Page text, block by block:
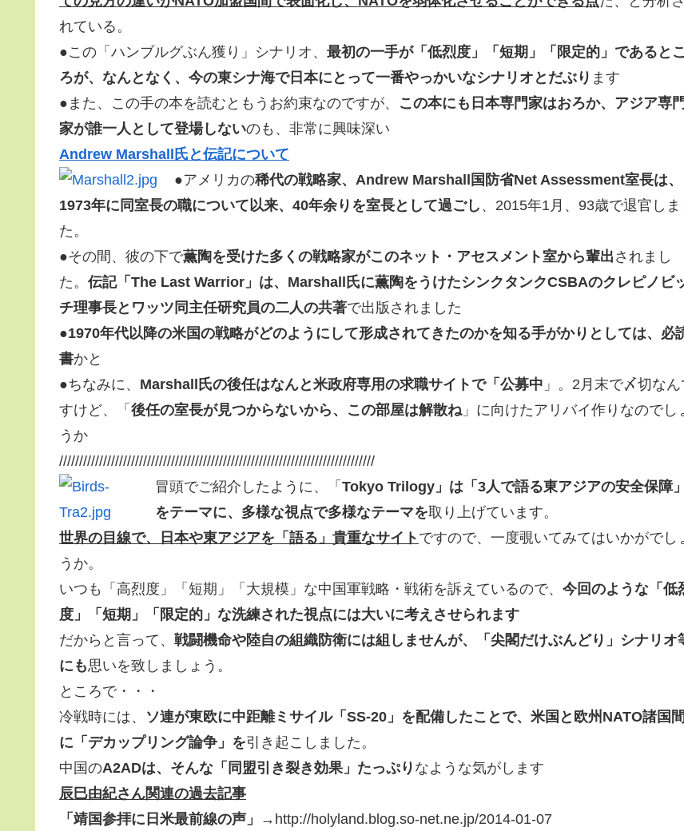
れている。
●この「ハンブルグぶん獲り」シナリオ、 最初の一手が「低烈度」「短期」「限定的」であるとこ
ろが、なんとなく、今の東シナ海で日本にとって一番やっかいなシナリオとだぶり ます
●また、この手の本を読むともうお約束なのですが、 この本にも日本専門家はおろか、アジア専門
家が誰一人として登場しないのも、非常に興味深い
Andrew Marshall氏と伝記について
●アメリカの稀代の戦略家、Andrew Marshall国防省Net Assessment室長は、
1973年に同室長の職について以来、40年余りを室長として過ごし 、2015年1月、93歳で退官しま
た。
●その間、彼の下で薫陶を受けた多くの戦略家がこのネット・アセスメント室から輩出 されまし
た。 伝記「The Last Warrior」は、Marshall氏に薫陶をうけたシンクタンクCSBAのクレピノビ
チ理事長とワッツ同主任研究員の二人の共著で出版されました
●1970年代以降の米国の戦略がどのようにして形成されてきたのかを知る手がかりとしては、必
書かと
●ちなみに、 Marshall氏の後任はなんと米政府専用の求職サイトで「公募中 」。2月末で〆切な
すけど、「 後任の室長が見つからないから、この部屋は解散ね 」に向けたアリバイ作りなのでし
うか
///////////////////////////////////////////////////////////////////////////////
冒頭でご紹介したように、「 Tokyo Trilogy」は「3人で語る東アジアの安全保障」
をテーマに、多様な視点で多様なテーマを取り上げています。
世界の目線で、日本や東アジアを「語る」貴重なサイト ですので、一度覗いてみてはいかがでし
うか。
いつも「高烈度」「短期」「大規模」な中国軍戦略・戦術を訴えているので、 今回のような「低
度」「短期」「限定的」な洗練された視点には大いに考えさせられます
だからと言って、 戦闘機命や陸自の組織防衛には組しませんが、「尖閣だけぶんどり」シナリオ
にも思いを致しましょう。
ところで・・・
冷戦時には、 ソ連が東欧に中距離ミサイル「SS-20」を配備したことで、米国と欧州NATO諸国間
に「デカップリング論争」を引き起こしました。
中国のA2ADは、そんな「同盟引き裂き効果」たっぷり なような気がします
辰巳由紀さん関連の過去記事
「靖国参拝に日米最前線の声」→ http://holyland.blog.so-net.ne.jp/2014-01-07